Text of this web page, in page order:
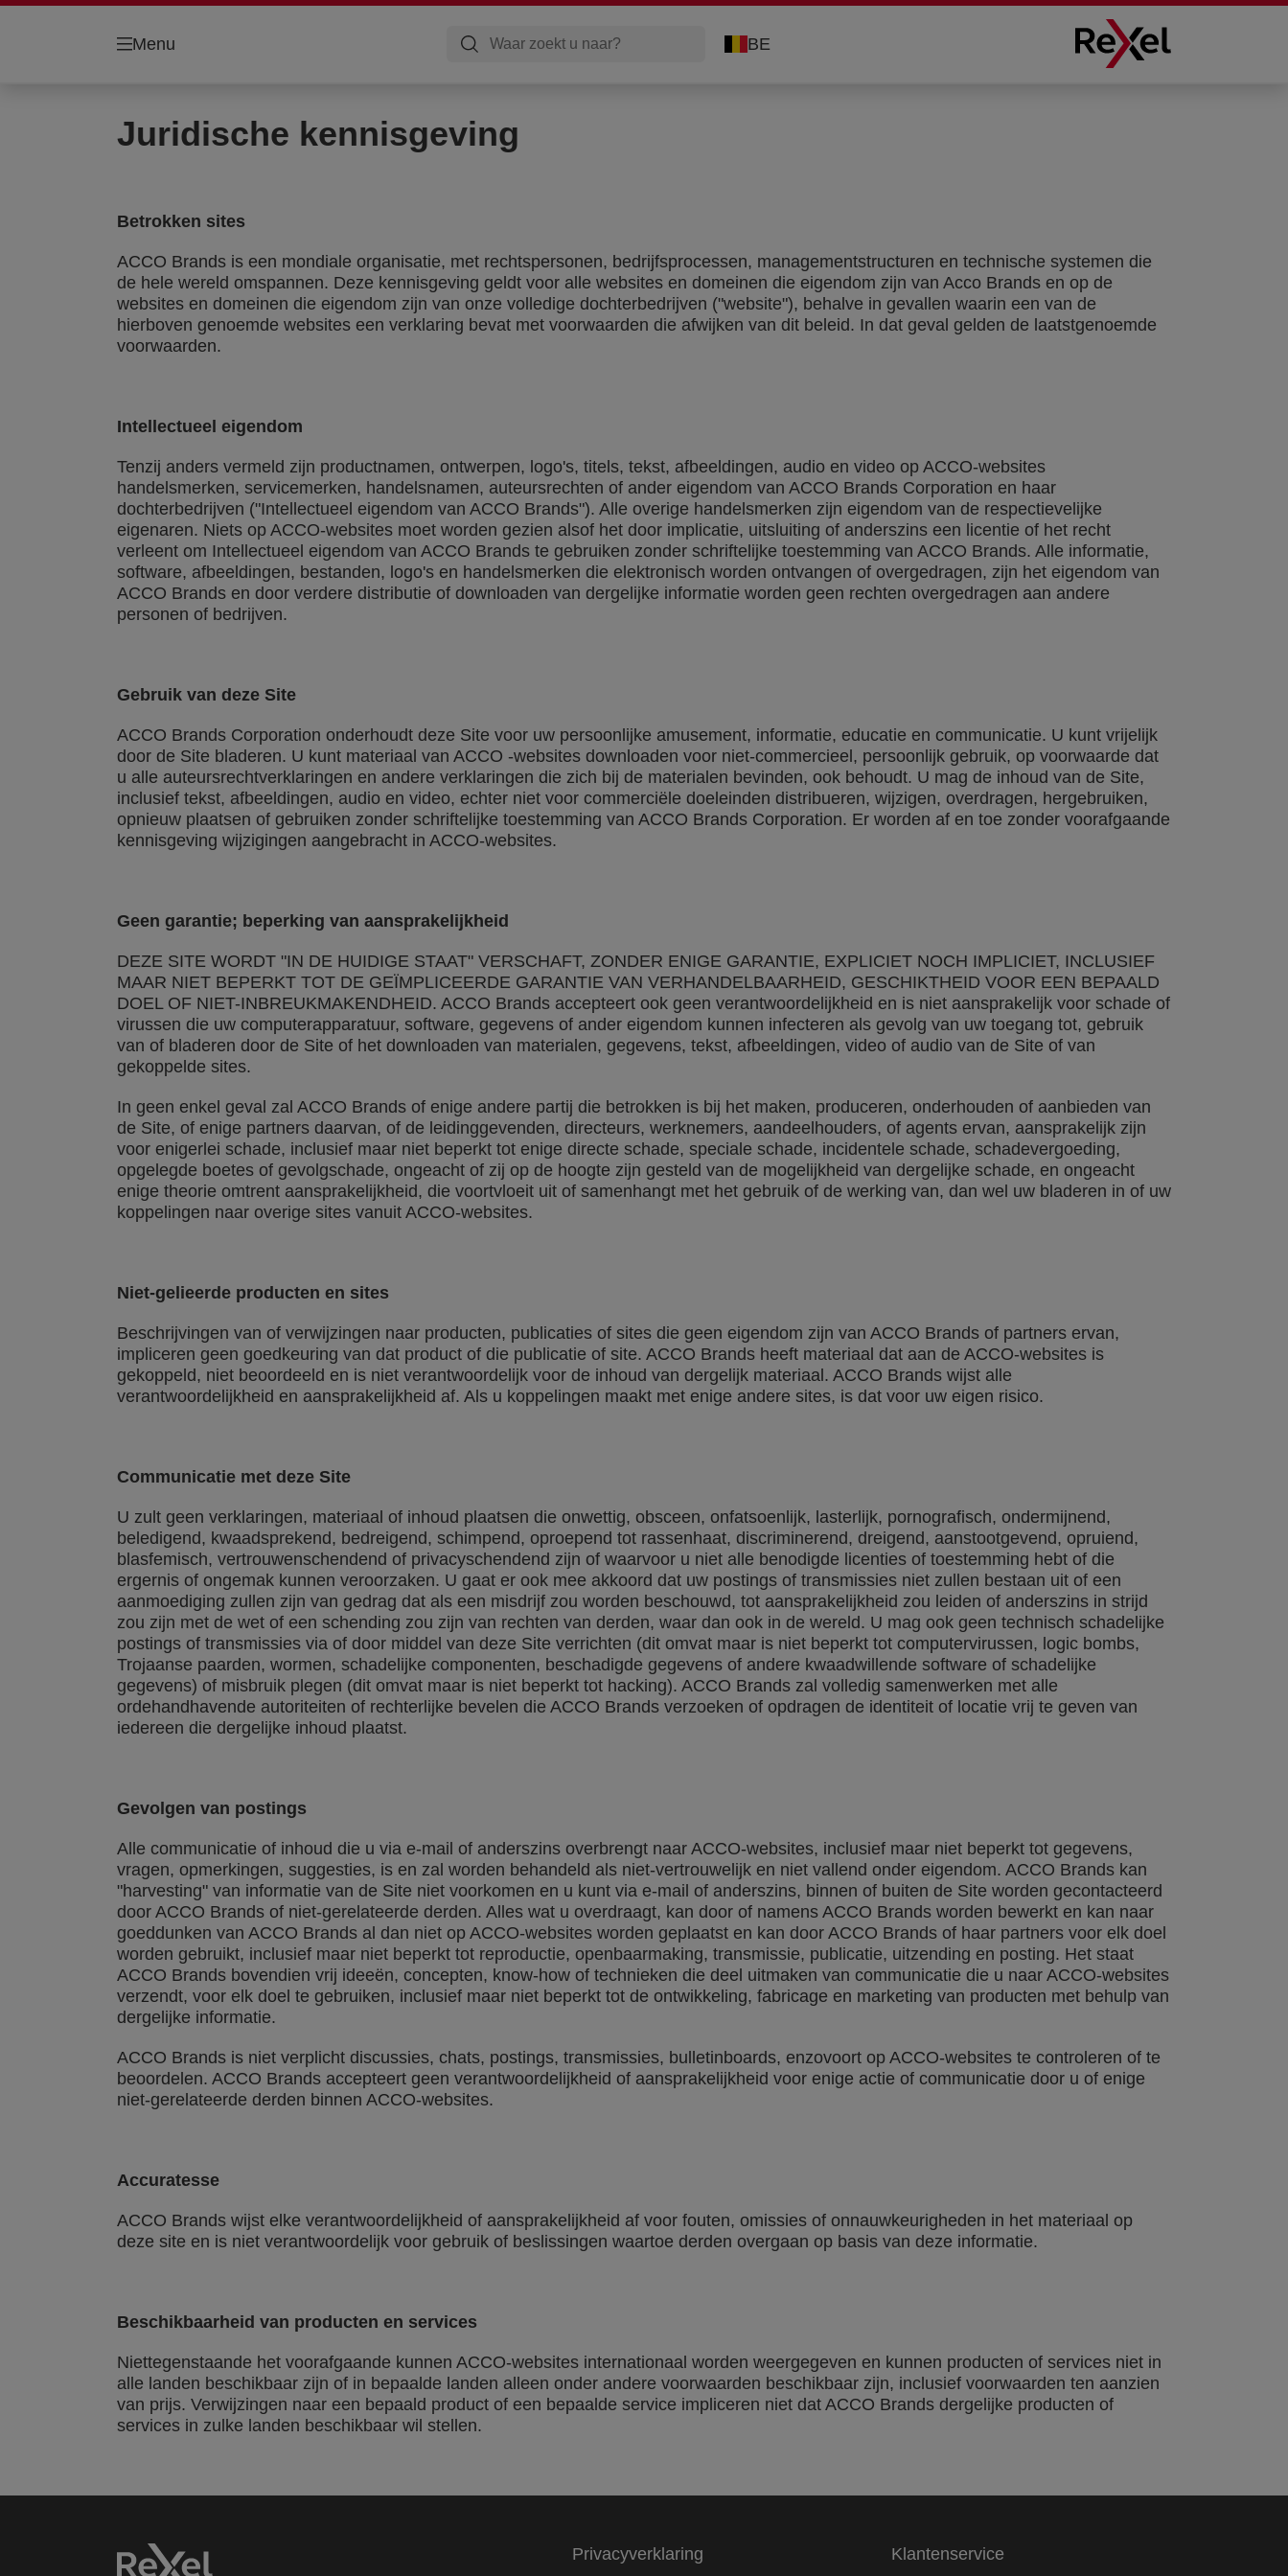
Menu BE
Juridische kennisgeving
Betrokken sites
ACCO Brands is een mondiale organisatie, met rechtspersonen, bedrijfsprocessen, managementstructuren en technische systemen die
de hele wereld omspannen. Deze kennisgeving geldt voor alle websites en domeinen die eigendom zijn van Acco Brands en op de
websites en domeinen die eigendom zijn van onze volledige dochterbedrijven ("website"), behalve in gevallen waarin een van de
hierboven genoemde websites een verklaring bevat met voorwaarden die afwijken van dit beleid. In dat geval gelden de laatstgenoemde
voorwaarden.
Intellectueel eigendom
Tenzij anders vermeld zijn productnamen, ontwerpen, logo's, titels, tekst, afbeeldingen, audio en video op ACCO-websites
handelsmerken, servicemerken, handelsnamen, auteursrechten of ander eigendom van ACCO Brands Corporation en haar
dochterbedrijven ("Intellectueel eigendom van ACCO Brands"). Alle overige handelsmerken zijn eigendom van de respectievelijke
eigenaren. Niets op ACCO-websites moet worden gezien alsof het door implicatie, uitsluiting of anderszins een licentie of het recht
verleent om Intellectueel eigendom van ACCO Brands te gebruiken zonder schriftelijke toestemming van ACCO Brands. Alle informatie,
software, afbeeldingen, bestanden, logo's en handelsmerken die elektronisch worden ontvangen of overgedragen, zijn het eigendom van
ACCO Brands en door verdere distributie of downloaden van dergelijke informatie worden geen rechten overgedragen aan andere
personen of bedrijven.
Gebruik van deze Site
ACCO Brands Corporation onderhoudt deze Site voor uw persoonlijke amusement, informatie, educatie en communicatie. U kunt vrijelijk
door de Site bladeren. U kunt materiaal van ACCO -websites downloaden voor niet-commercieel, persoonlijk gebruik, op voorwaarde dat
u alle auteursrechtverklaringen en andere verklaringen die zich bij de materialen bevinden, ook behoudt. U mag de inhoud van de Site,
inclusief tekst, afbeeldingen, audio en video, echter niet voor commerciële doeleinden distribueren, wijzigen, overdragen, hergebruiken,
opnieuw plaatsen of gebruiken zonder schriftelijke toestemming van ACCO Brands Corporation. Er worden af en toe zonder voorafgaande
kennisgeving wijzigingen aangebracht in ACCO-websites.
Geen garantie; beperking van aansprakelijkheid
DEZE SITE WORDT "IN DE HUIDIGE STAAT" VERSCHAFT, ZONDER ENIGE GARANTIE, EXPLICIET NOCH IMPLICIET, INCLUSIEF
MAAR NIET BEPERKT TOT DE GEÏMPLICEERDE GARANTIE VAN VERHANDELBAARHEID, GESCHIKTHEID VOOR EEN BEPAALD
DOEL OF NIET-INBREUKMAKENDHEID. ACCO Brands accepteert ook geen verantwoordelijkheid en is niet aansprakelijk voor schade of
virussen die uw computerapparatuur, software, gegevens of ander eigendom kunnen infecteren als gevolg van uw toegang tot, gebruik
van of bladeren door de Site of het downloaden van materialen, gegevens, tekst, afbeeldingen, video of audio van de Site of van
gekoppelde sites.
In geen enkel geval zal ACCO Brands of enige andere partij die betrokken is bij het maken, produceren, onderhouden of aanbieden van
de Site, of enige partners daarvan, of de leidinggevenden, directeurs, werknemers, aandeelhouders, of agents ervan, aansprakelijk zijn
voor enigerlei schade, inclusief maar niet beperkt tot enige directe schade, speciale schade, incidentele schade, schadevergoeding,
opgelegde boetes of gevolgschade, ongeacht of zij op de hoogte zijn gesteld van de mogelijkheid van dergelijke schade, en ongeacht
enige theorie omtrent aansprakelijkheid, die voortvloeit uit of samenhangt met het gebruik of de werking van, dan wel uw bladeren in of uw
koppelingen naar overige sites vanuit ACCO-websites.
Niet-gelieerde producten en sites
Beschrijvingen van of verwijzingen naar producten, publicaties of sites die geen eigendom zijn van ACCO Brands of partners ervan,
impliceren geen goedkeuring van dat product of die publicatie of site. ACCO Brands heeft materiaal dat aan de ACCO-websites is
gekoppeld, niet beoordeeld en is niet verantwoordelijk voor de inhoud van dergelijk materiaal. ACCO Brands wijst alle
verantwoordelijkheid en aansprakelijkheid af. Als u koppelingen maakt met enige andere sites, is dat voor uw eigen risico.
Communicatie met deze Site
U zult geen verklaringen, materiaal of inhoud plaatsen die onwettig, obsceen, onfatsoenlijk, lasterlijk, pornografisch, ondermijnend,
beledigend, kwaadsprekend, bedreigend, schimpend, oproepend tot rassenhaat, discriminerend, dreigend, aanstootgevend, opruiend,
blasfemisch, vertrouwenschendend of privacyschendend zijn of waarvoor u niet alle benodigde licenties of toestemming hebt of die
ergernis of ongemak kunnen veroorzaken. U gaat er ook mee akkoord dat uw postings of transmissies niet zullen bestaan uit of een
aanmoediging zullen zijn van gedrag dat als een misdrijf zou worden beschouwd, tot aansprakelijkheid zou leiden of anderszins in strijd
zou zijn met de wet of een schending zou zijn van rechten van derden, waar dan ook in de wereld. U mag ook geen technisch schadelijke
postings of transmissies via of door middel van deze Site verrichten (dit omvat maar is niet beperkt tot computervirussen, logic bombs,
Trojaanse paarden, wormen, schadelijke componenten, beschadigde gegevens of andere kwaadwillende software of schadelijke
gegevens) of misbruik plegen (dit omvat maar is niet beperkt tot hacking). ACCO Brands zal volledig samenwerken met alle
ordehandhavende autoriteiten of rechterlijke bevelen die ACCO Brands verzoeken of opdragen de identiteit of locatie vrij te geven van
iedereen die dergelijke inhoud plaatst.
Gevolgen van postings
Alle communicatie of inhoud die u via e-mail of anderszins overbrengt naar ACCO-websites, inclusief maar niet beperkt tot gegevens,
vragen, opmerkingen, suggesties, is en zal worden behandeld als niet-vertrouwelijk en niet vallend onder eigendom. ACCO Brands kan
"harvesting" van informatie van de Site niet voorkomen en u kunt via e-mail of anderszins, binnen of buiten de Site worden gecontacteerd
door ACCO Brands of niet-gerelateerde derden. Alles wat u overdraagt, kan door of namens ACCO Brands worden bewerkt en kan naar
goeddunken van ACCO Brands al dan niet op ACCO-websites worden geplaatst en kan door ACCO Brands of haar partners voor elk doel
worden gebruikt, inclusief maar niet beperkt tot reproductie, openbaarmaking, transmissie, publicatie, uitzending en posting. Het staat
ACCO Brands bovendien vrij ideeën, concepten, know-how of technieken die deel uitmaken van communicatie die u naar ACCO-websites
verzendt, voor elk doel te gebruiken, inclusief maar niet beperkt tot de ontwikkeling, fabricage en marketing van producten met behulp van
dergelijke informatie.
ACCO Brands is niet verplicht discussies, chats, postings, transmissies, bulletinboards, enzovoort op ACCO-websites te controleren of te
beoordelen. ACCO Brands accepteert geen verantwoordelijkheid of aansprakelijkheid voor enige actie of communicatie door u of enige
niet-gerelateerde derden binnen ACCO-websites.
Accuratesse
ACCO Brands wijst elke verantwoordelijkheid of aansprakelijkheid af voor fouten, omissies of onnauwkeurigheden in het materiaal op
deze site en is niet verantwoordelijk voor gebruik of beslissingen waartoe derden overgaan op basis van deze informatie.
Beschikbaarheid van producten en services
Niettegenstaande het voorafgaande kunnen ACCO-websites internationaal worden weergegeven en kunnen producten of services niet in
alle landen beschikbaar zijn of in bepaalde landen alleen onder andere voorwaarden beschikbaar zijn, inclusief voorwaarden ten aanzien
van prijs. Verwijzingen naar een bepaald product of een bepaalde service impliceren niet dat ACCO Brands dergelijke producten of
services in zulke landen beschikbaar wil stellen.
Privacyverklaring Klantenservice